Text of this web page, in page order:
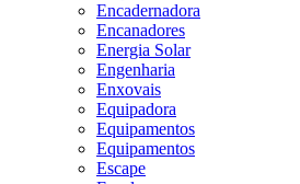
Encadernadora
Encanadores
Energia Solar
Engenharia
Enxovais
Equipadora
Equipamentos
Equipamentos
Escape